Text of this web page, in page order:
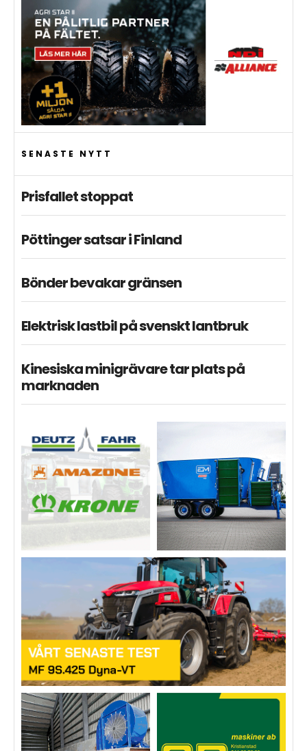
SENASTE NYTT
Prisfallet stoppat
Pöttinger satsar i Finland
Bönder bevakar gränsen
Elektrisk lastbil på svenskt lantbruk
Kinesiska minigrävare tar plats på
marknaden